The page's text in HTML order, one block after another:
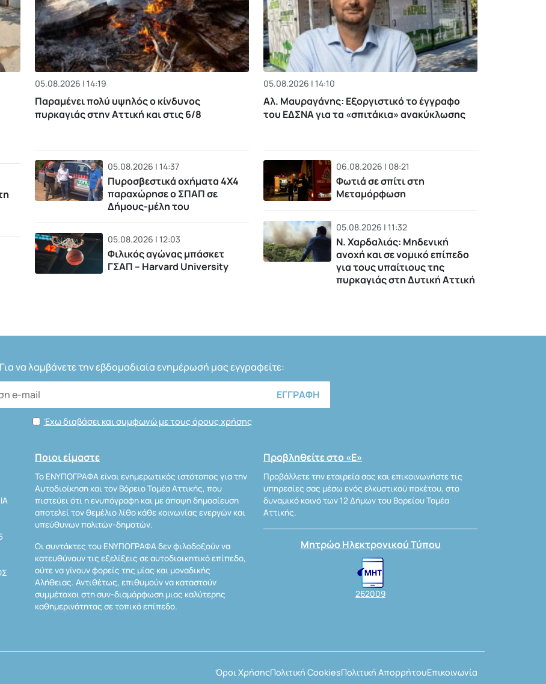
05.08.2026 | 14:19
Παραμένει πολύ υψηλός ο κίνδυνος
πυρκαγιάς στην Αττική και στις 6/8
05.08.2026 | 14:37
Πυροσβεστικά οχήματα 4Χ4
παραχώρησε ο ΣΠΑΠ σε
Δήμους-μέλη του
05.08.2026 | 12:03
Φιλικός αγώνας μπάσκετ
ΓΣΑΠ – Harvard University
05.08.2026 | 14:10
Αλ. Μαυραγάνης: Εξοργιστικό το έγγραφο
του ΕΔΣΝΑ για τα «σπιτάκια» ανακύκλωσης
06.08.2026 | 08:21
Φωτιά σε σπίτι στη
Μεταμόρφωση
05.08.2026 | 11:32
Ν. Χαρδαλιάς: Μηδενική
ανοχή και σε νομικό επίπεδο
για τους υπαίτιους της
πυρκαγιάς στη Δυτική Αττική
Για να λαμβάνετε την εβδομαδιαία ενημέρωσή μας εγγραφείτε:
Έχω διαβάσει και συμφωνώ με τους όρους χρήσης
Ποιοι είμαστε
Το ΕΝΥΠΟΓΡΑΦΑ είναι ενημερωτικός ιστότοπος για την
Αυτοδιοίκηση και τον Βόρειο Τομέα Αττικής, που
πιστεύει ότι η ενυπόγραφη και με άποψη δημοσίευση
αποτελεί τον θεμέλιο λίθο κάθε κοινωνίας ενεργών και
υπεύθυνων πολιτών-δημοτών.
Οι συντάκτες του ΕΝΥΠΟΓΡΑΦΑ δεν φιλοδοξούν να
κατευθύνουν τις εξελίξεις σε αυτοδιοικητικό επίπεδο,
ούτε να γίνουν φορείς της μίας και μοναδικής
Αλήθειας. Αντιθέτως, επιθυμούν να καταστούν
συμμέτοχοι στη συν-διαμόρφωση μιας καλύτερης
καθημερινότητας σε τοπικό επίπεδο.
Προβληθείτε στο «Ε»
Προβάλλετε την εταιρεία σας και επικοινωνήστε τις
υπηρεσίες σας μέσω ενός ελκυστικού πακέτου, στο
δυναμικό κοινό των 12 Δήμων του Βορείου Τομέα
Αττικής.
Μητρώο Ηλεκτρονικού Τύπου
262009
Όροι ΧρήσηςΠολιτική CookiesΠολιτική ΑπορρήτουΕπικοινωνία